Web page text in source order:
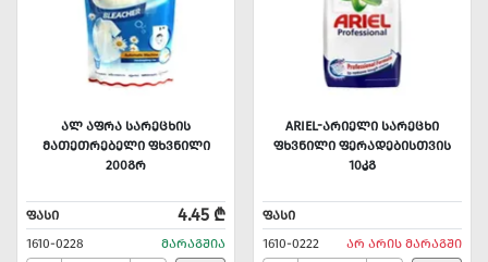
ᲐᲚ ᲐᲤᲠᲐ ᲡᲐᲠᲔᲪᲮᲘᲡ
ᲛᲐᲗᲔᲗᲠᲔᲑᲔᲚᲘ ᲤᲮᲕᲜᲘᲚᲘ
200ᲒᲠ
ᲤᲐᲡᲘ 4.45 ₾
1610-0228 ᲛᲐᲠᲐᲒᲨᲘᲐ
ARIEL-ᲐᲠᲘᲔᲚᲘ ᲡᲐᲠᲔᲪᲮᲘ
ᲤᲮᲕᲜᲘᲚᲘ ᲤᲔᲠᲐᲓᲔᲑᲘᲡᲗᲕᲘᲡ
10ᲙᲒ
ᲤᲐᲡᲘ
1610-0222
ᲐᲠ ᲐᲠᲘᲡ ᲛᲐᲠᲐᲒᲨᲘ